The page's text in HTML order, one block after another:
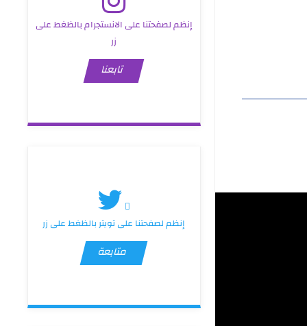
إنظم لصفحتنا على الانستجرام بالظغط على
زر
تابعنا
إنظم لصفحتنا على تويتر بالظغط على زر
متابعة